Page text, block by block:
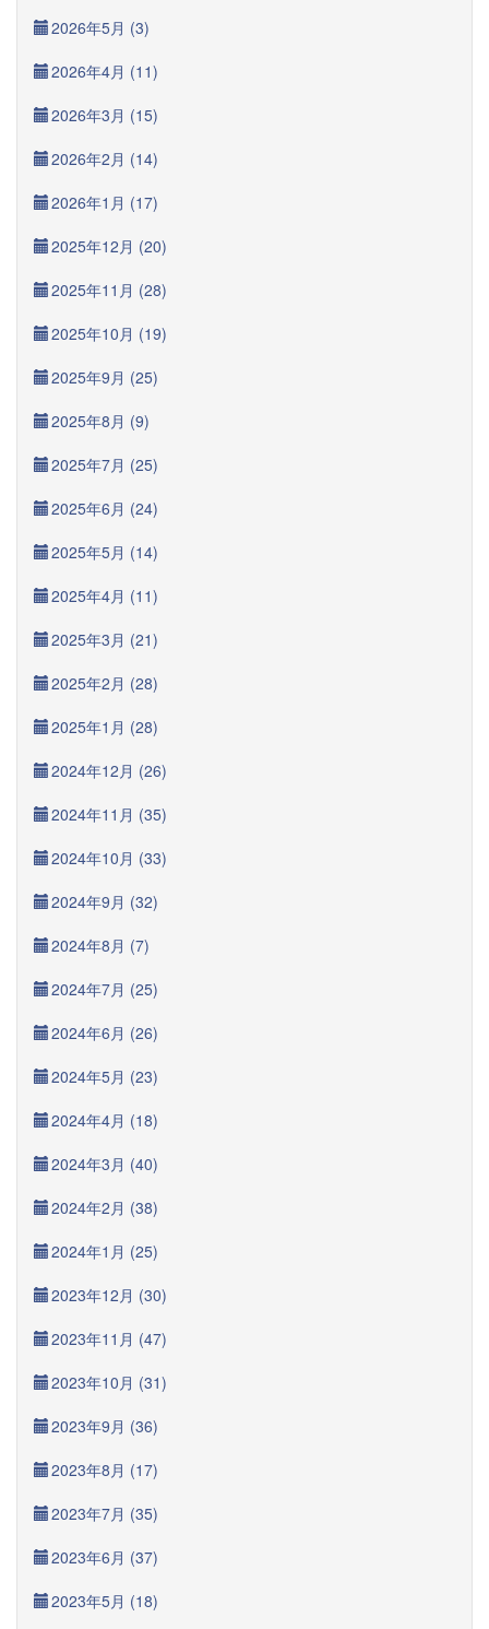
2026年5月 (3)
2026年4月 (11)
2026年3月 (15)
2026年2月 (14)
2026年1月 (17)
2025年12月 (20)
2025年11月 (28)
2025年10月 (19)
2025年9月 (25)
2025年8月 (9)
2025年7月 (25)
2025年6月 (24)
2025年5月 (14)
2025年4月 (11)
2025年3月 (21)
2025年2月 (28)
2025年1月 (28)
2024年12月 (26)
2024年11月 (35)
2024年10月 (33)
2024年9月 (32)
2024年8月 (7)
2024年7月 (25)
2024年6月 (26)
2024年5月 (23)
2024年4月 (18)
2024年3月 (40)
2024年2月 (38)
2024年1月 (25)
2023年12月 (30)
2023年11月 (47)
2023年10月 (31)
2023年9月 (36)
2023年8月 (17)
2023年7月 (35)
2023年6月 (37)
2023年5月 (18)